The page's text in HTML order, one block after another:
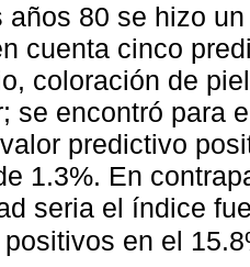
años 80 se hizo
cuenta cinco
coloración de
se encontró para
predictivo
1.3%. En
seria el índice
en el